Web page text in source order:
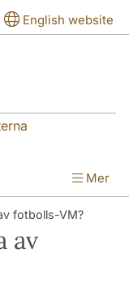
English website
Mer
fotbolls-VM?
av